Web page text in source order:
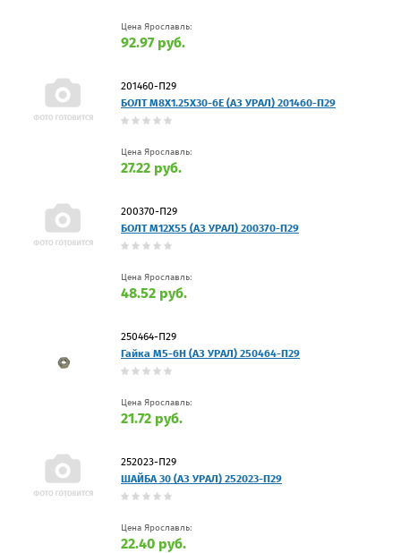
Цена Ярославль:
92.97 руб.
201460-П29
БОЛТ М8Х1.25Х30-6Е (АЗ УРАЛ) 201460-П29
Цена Ярославль:
27.22 руб.
200370-П29
БОЛТ М12Х55 (АЗ УРАЛ) 200370-П29
Цена Ярославль:
48.52 руб.
250464-П29
Гайка М5-6Н (АЗ УРАЛ) 250464-П29
Цена Ярославль:
21.72 руб.
252023-П29
ШАЙБА 30 (АЗ УРАЛ) 252023-П29
Цена Ярославль:
22.40 руб.